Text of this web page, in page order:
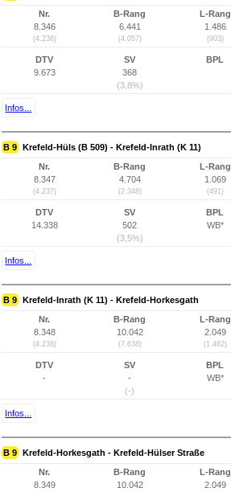
Nr.
8.346
(4.236)
B-Rang
6.441
(4.057)
L-Rang
1.486
(903)
DTV
9.673
SV
368
(3,8%)
BPL
Infos...
B 9 Krefeld-Hüls (B 509) - Krefeld-Inrath (K 11)
Nr.
8.347
(4.237)
B-Rang
4.704
(2.348)
L-Rang
1.069
(491)
DTV
14.338
SV
502
(3,5%)
BPL
WB*
Infos...
B 9 Krefeld-Inrath (K 11) - Krefeld-Horkesgath
Nr.
8.348
(4.238)
B-Rang
10.042
(7.638)
L-Rang
2.049
(1.462)
DTV
-
SV
-
(-)
BPL
WB*
Infos...
B 9 Krefeld-Horkesgath - Krefeld-Hülser Straße
Nr.
8.349
B-Rang
10.042
L-Rang
2.049